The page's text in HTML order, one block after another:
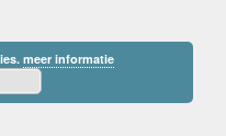
meer informatie